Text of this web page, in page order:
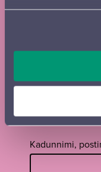
Kadunnimi,